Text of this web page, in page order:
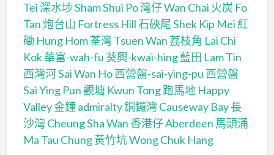
Tei深水埗 Sham Shui Po灣仔 Wan Chai 火炭 Fo
Tan炮台山 Fortress Hill石硤尾 Shek Kip Mei 紅
磡 Hung Hom荃灣 Tsuen Wan 荔枝角 Lai Chi
Kok華富-wah-fu葵興-kwai-hing藍田 Lam Tin
西灣河 Sai Wan Ho西營盤-sai-ying-pu 西營盤
Sai Ying Pun觀塘 Kwun Tong跑馬地 Happy
Valley金鐘 admiralty銅鑼灣 Causeway Bay長
沙灣 Cheung Sha Wan 香港仔 Aberdeen 馬頭涌
Ma Tau Chung黃竹坑 Wong Chuk Hang